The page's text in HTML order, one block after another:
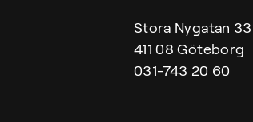
Stora Nygatan 33
411 08 Göteborg
031-743 20 60